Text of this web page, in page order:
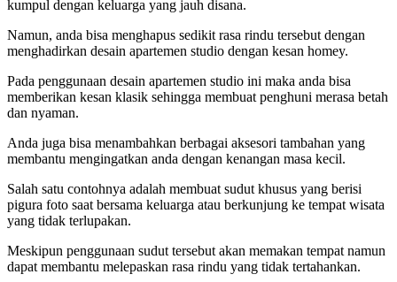
kumpul dengan keluarga yang jauh disana.
Namun, anda bisa menghapus sedikit rasa rindu tersebut dengan
menghadirkan desain apartemen studio dengan kesan homey.
Pada penggunaan desain apartemen studio ini maka anda bisa
memberikan kesan klasik sehingga membuat penghuni merasa betah
dan nyaman.
Anda juga bisa menambahkan berbagai aksesori tambahan yang
membantu mengingatkan anda dengan kenangan masa kecil.
Salah satu contohnya adalah membuat sudut khusus yang berisi
pigura foto saat bersama keluarga atau berkunjung ke tempat wisata
yang tidak terlupakan.
Meskipun penggunaan sudut tersebut akan memakan tempat namun
dapat membantu melepaskan rasa rindu yang tidak tertahankan.